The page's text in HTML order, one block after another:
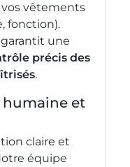
vêtements
fonction).
une
précis des
.
humaine et
claire et
équipe